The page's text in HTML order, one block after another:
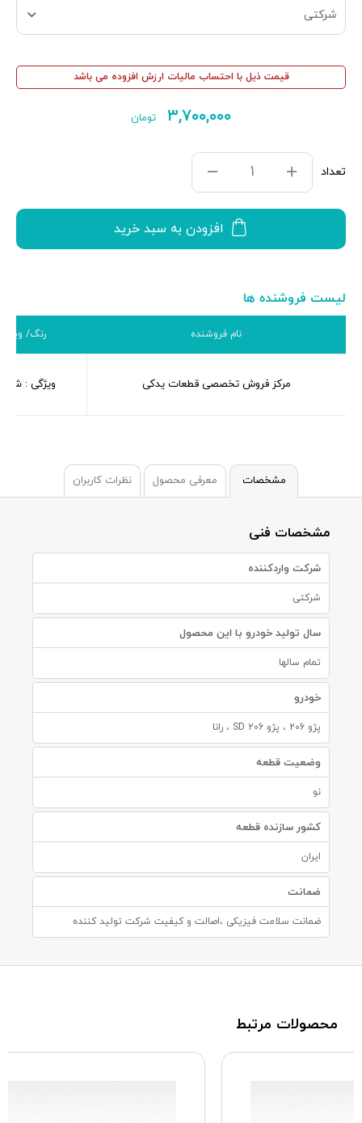
شرکتی
قیمت ذیل با احتساب مالیات ارزش افزوده می باشد
۳,۷۰۰,۰۰۰ تومان
تعداد
افزودن به سبد خرید
لیست فروشنده ها
نام فروشنده رنگ/ ویژگی
مرکز فروش تخصصی قطعات یدکی ویژگی :
مشخصات معرفی محصول نظرات کاربران
مشخصات فنی
شرکت واردکننده
شرکتی
سال تولید خودرو با این محصول
تمام سالها
خودرو
پژو 206 ، پژو 206 SD ، رانا
وضعیت قطعه
نو
کشور سازنده قطعه
ایران
ضمانت
ضمانت سلامت فیزیکی ،اصالت و کیفیت شرکت تولید کننده
محصولات مرتبط